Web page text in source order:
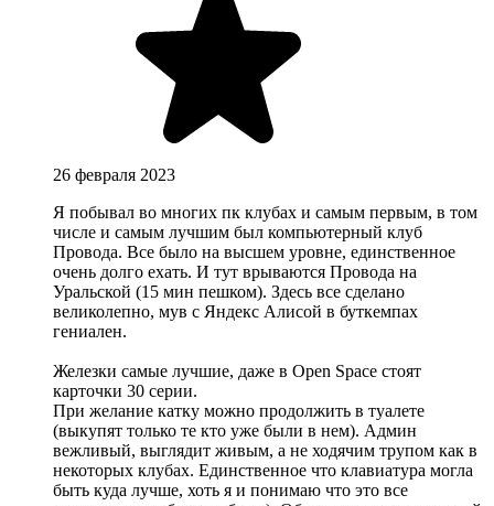
26 февраля 2023
Я побывал во многих пк клубах и самым первым, в том
числе и самым лучшим был компьютерный клуб
Провода. Все было на высшем уровне, единственное
очень долго ехать. И тут врываются Провода на
Уральской (15 мин пешком). Здесь все сделано
великолепно, мув с Яндекс Алисой в буткемпах
гениален.
Железки самые лучшие, даже в Open Space стоят
карточки 30 серии.
При желание катку можно продолжить в туалете
(выкупят только те кто уже были в нем). Админ
вежливый, выглядит живым, а не ходячим трупом как в
некоторых клубах. Единственное что клавиатура могла
быть куда лучше, хоть я и понимаю что это все